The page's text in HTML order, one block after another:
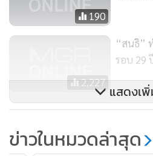
190
2,227
“สนธิ”
รอบ 29
875
5 ศาสน
๙
แสดงเ
ข่าวในหมวดล่าสุด